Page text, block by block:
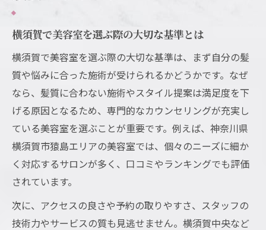
横須賀で美容室を選ぶ際の大切な基準とは
横須賀で美容室を選ぶ際の大切な基準は、まず自分の髪
質や悩みに合った施術が受けられるかどうかです。なぜ
なら、髪質に合わない施術やスタイル提案は満足度を下
げる原因となるため、専門的なカウンセリングが充実し
ている美容室を選ぶことが重要です。例えば、神奈川県
横須賀市猿島エリアの美容室では、個々のニーズに細か
く対応するサロンが多く、口コミやランキングでも評価
されています。
次に、アクセスの良さや予約の取りやすさ、スタッフの
技術力やサービスの質も見逃せません。横須賀中央など